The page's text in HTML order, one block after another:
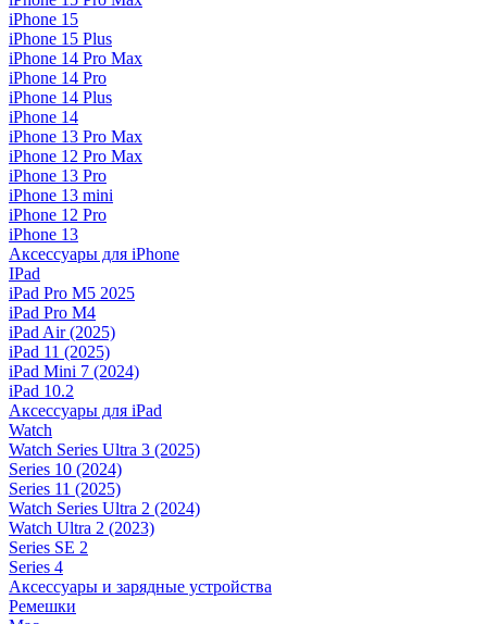
iPhone 15
iPhone 15 Plus
iPhone 14 Pro Max
iPhone 14 Pro
iPhone 14 Plus
iPhone 14
iPhone 13 Pro Max
iPhone 12 Pro Max
iPhone 13 Pro
iPhone 13 mini
iPhone 12 Pro
iPhone 13
Аксессуары для iPhone
IPad
iPad Pro M5 2025
iPad Pro M4
iPad Air (2025)
iPad 11 (2025)
iPad Mini 7 (2024)
iPad 10.2
Аксессуары для iPad
Watch
Watch Series Ultra 3 (2025)
Series 10 (2024)
Series 11 (2025)
Watch Series Ultra 2 (2024)
Watch Ultra 2 (2023)
Series SE 2
Series 4
Аксессуары и зарядные устройства
Ремешки